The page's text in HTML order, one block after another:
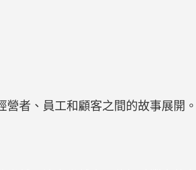
營者、員工和顧客之間的故事展開